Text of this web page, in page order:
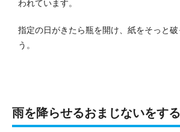
われています。
指定の日がきたら瓶を開け、紙をそっと破
う。
雨を降らせるおまじないをす